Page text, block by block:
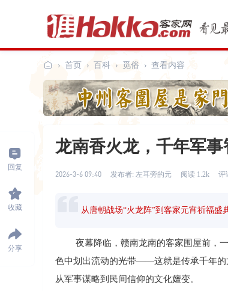
客
家
网
› 首页 › 百科 › 觅俗 › 查看内容
回复
收藏
分享
龙南香火龙，千年军
2026-3-6 09:40 发布者: 左耳旁的元 阅读 1.2k 评
从唐朝战场“火龙阵”到客家元宵祈福盛
夜幕降临，赣南龙南的客家围屋前，一
色中划出流动的光带——这就是传承千年的
从军事谋略到民间信仰的文化嬗变。